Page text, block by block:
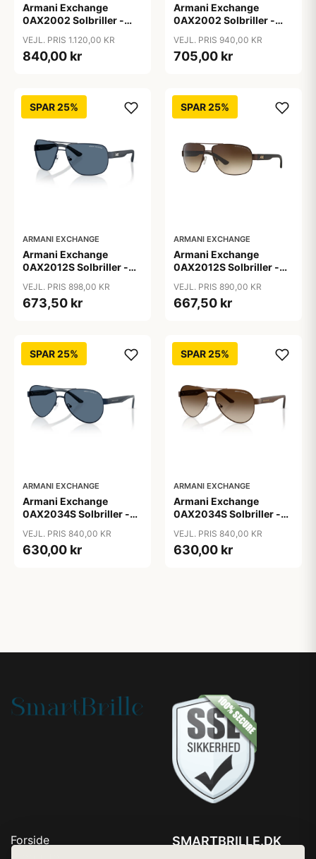
Armani Exchange
0AX2002 Solbriller -
Polariserede Linser
VEJL. PRIS 1.120,00 KR
840,00 kr
Armani Exchange
0AX2002 Solbriller -
VEJL. PRIS 940,00 KR
705,00 kr
SPAR 25%
ARMANI EXCHANGE
Armani Exchange
0AX2012S Solbriller -
VEJL. PRIS 898,00 KR
673,50 kr
SPAR 25%
ARMANI EXCHANGE
Armani Exchange
0AX2012S Solbriller -
VEJL. PRIS 890,00 KR
667,50 kr
SPAR 25%
ARMANI EXCHANGE
Armani Exchange
0AX2034S Solbriller -
VEJL. PRIS 840,00 KR
630,00 kr
SPAR 25%
ARMANI EXCHANGE
Armani Exchange
0AX2034S Solbriller -
VEJL. PRIS 840,00 KR
630,00 kr
Forside
SMARTBRILLE.DK